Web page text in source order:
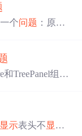
个问题 ：原本
位及解决
TreePanel组件
显示表头不显示